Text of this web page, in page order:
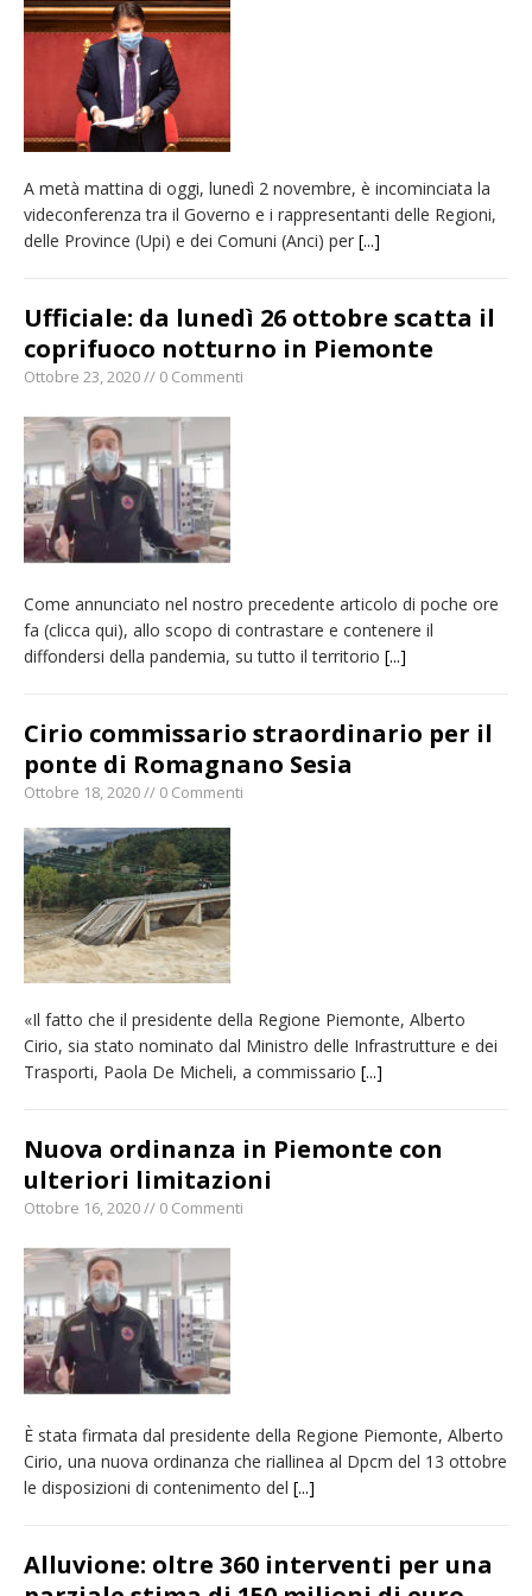
provvisoria»
La Pro verso l’avvio della Stagione
La Regione stanzia oltre 38mila euro per il
carnevale di Santhià. La soddisfazione della
Pro Loco
Dieci anni fa l’ingresso a Vercelli
dell’arcivescovo mons. Marco Arnolfo
A metà mattina di oggi, lunedì 2 novembre, è incominciata la
videconferenza tra il Governo e i rappresentanti delle Regioni,
delle Province (Upi) e dei Comuni (Anci) per [...]
Ufficiale: da lunedì 26 ottobre scatta il
coprifuoco notturno in Piemonte
Ottobre 23, 2020 // 0 Commenti
Come annunciato nel nostro precedente articolo di poche ore
fa (clicca qui), allo scopo di contrastare e contenere il
diffondersi della pandemia, su tutto il territorio [...]
Cirio commissario straordinario per il
ponte di Romagnano Sesia
Ottobre 18, 2020 // 0 Commenti
«Il fatto che il presidente della Regione Piemonte, Alberto
Cirio, sia stato nominato dal Ministro delle Infrastrutture e dei
Trasporti, Paola De Micheli, a commissario [...]
Nuova ordinanza in Piemonte con
ulteriori limitazioni
Ottobre 16, 2020 // 0 Commenti
È stata firmata dal presidente della Regione Piemonte, Alberto
Cirio, una nuova ordinanza che riallinea al Dpcm del 13 ottobre
le disposizioni di contenimento del [...]
Alluvione: oltre 360 interventi per una